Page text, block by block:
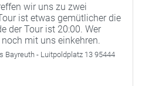
wir uns zu zwei
ist etwas gemütlicher die
der Tour ist 20:00. Wer
mit uns einkehren.
Bayreuth - Luitpoldplatz 13 95444